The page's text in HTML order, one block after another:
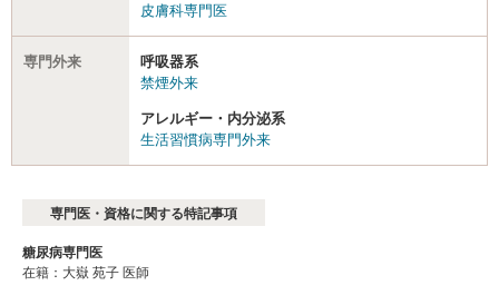
皮膚科専門医
専門外来
呼吸器系
禁煙外来
アレルギー・内分泌系
生活習慣病専門外来
専門医・資格に関する特記事項
糖尿病専門医
在籍：大嶽 苑子 医師